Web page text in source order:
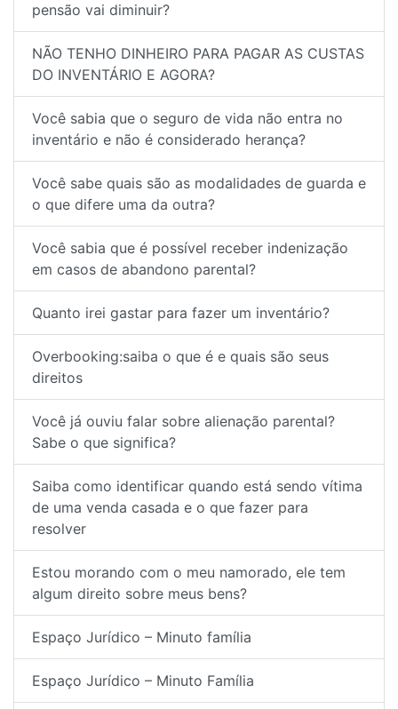
pensão vai diminuir?
NÃO TENHO DINHEIRO PARA PAGAR AS CUSTAS
DO INVENTÁRIO E AGORA?
Você sabia que o seguro de vida não entra no
inventário e não é considerado herança?
Você sabe quais são as modalidades de guarda e
o que difere uma da outra?
Você sabia que é possível receber indenização
em casos de abandono parental?
Quanto irei gastar para fazer um inventário?
Overbooking:saiba o que é e quais são seus
direitos
Você já ouviu falar sobre alienação parental?
Sabe o que significa?
Saiba como identificar quando está sendo vítima
de uma venda casada e o que fazer para
resolver
Estou morando com o meu namorado, ele tem
algum direito sobre meus bens?
Espaço Jurídico – Minuto família
Espaço Jurídico – Minuto Família